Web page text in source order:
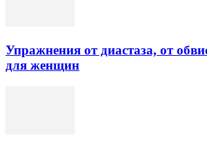
Упражнения от диастаза, от
для женщин